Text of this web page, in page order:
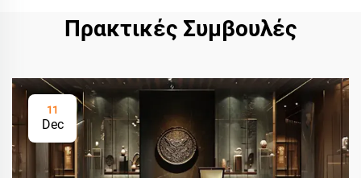
Πρακτικές Συμβουλές
11
Dec